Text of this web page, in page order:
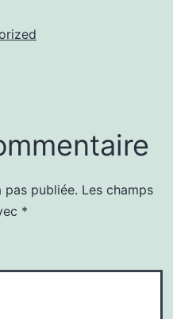
pas publiée. Les champs
*